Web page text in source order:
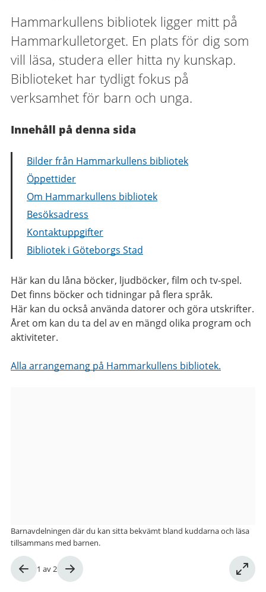
Hammarkullens bibliotek ligger mitt på
Hammarkulletorget. En plats för dig som
vill läsa, studera eller hitta ny kunskap.
Biblioteket har tydligt fokus på
verksamhet för barn och unga.
Innehåll på denna sida
Bilder från Hammarkullens bibliotek
Öppettider
Om Hammarkullens bibliotek
Besöksadress
Kontaktuppgifter
Bibliotek i Göteborgs Stad
Här kan du låna böcker, ljudböcker, film och tv-spel.
Det finns böcker och tidningar på flera språk.
Här kan du också använda datorer och göra utskrifter.
Året om kan du ta del av en mängd olika program och
aktiviteter.
Alla arrangemang på Hammarkullens bibliotek.
Bild
1 av 2
Barnavdelningen där du kan sitta bekvämt bland kuddarna och läsa
tillsammans med barnen.